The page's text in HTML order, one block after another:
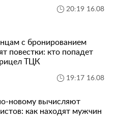
20:19 16.08
с бронированием
повестки: кто попадет
ТЦК
19:17 16.08
новому вычисляют
как находят мужчин